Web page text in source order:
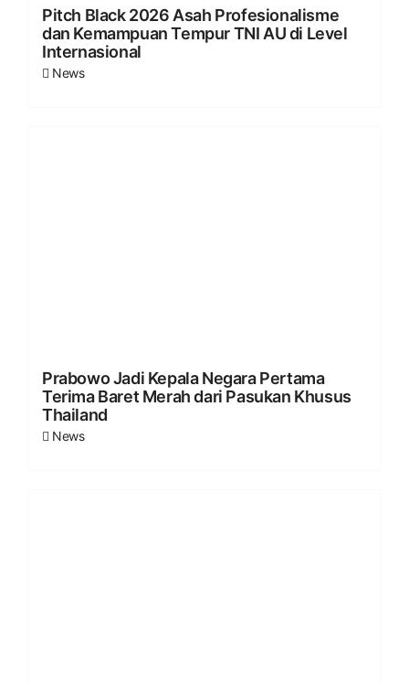
Pitch Black 2026 Asah Profesionalisme
dan Kemampuan Tempur TNI AU di Level
Internasional
News
Prabowo Jadi Kepala Negara Pertama
Terima Baret Merah dari Pasukan Khusus
Thailand
News